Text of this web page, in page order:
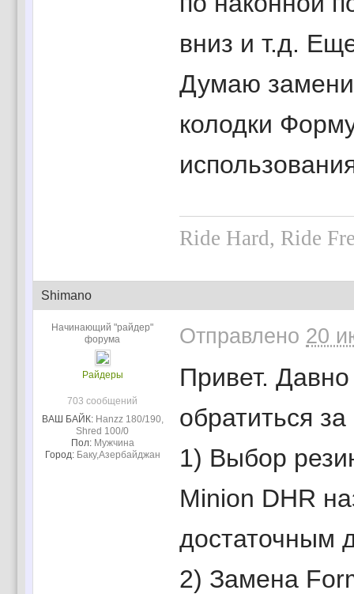
вниз и т.д.
Думаю
колодки
Ride Hard, Ride
Shimano
Начинающий "райдер"
форума
Райдеры
703 сообщений
ВАШ БАЙК: Hanzz 180/190,
Shred 100/0
Пол: Мужчина
Город: Баку,Азербайджан
Отправлено 20
Привет.
обратиться
1) Выбор
Minion DHR
достаточным
2) Замена